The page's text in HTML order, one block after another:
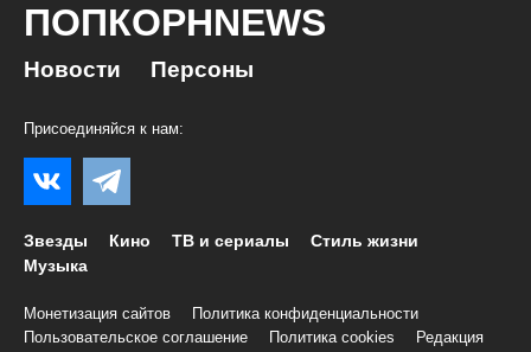
ПОПКОРНNEWS
Новости Персоны
Присоединяйся к нам:
Звезды Кино ТВ и сериалы
Стиль жизни
Музыка
Монетизация сайтов
Политика конфиденциальности
Пользовательское соглашение
Политика cookies Редакция